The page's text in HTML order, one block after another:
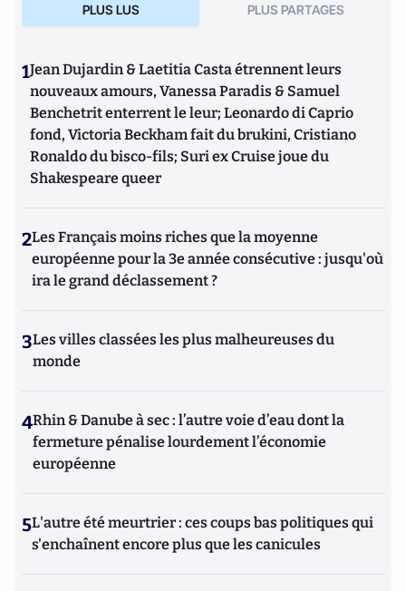
PLUS LUS PLUS PARTAGES
1Jean Dujardin & Laetitia Casta étrennent leurs
nouveaux amours, Vanessa Paradis & Samuel
Benchetrit enterrent le leur; Leonardo di Caprio
fond, Victoria Beckham fait du brukini, Cristiano
Ronaldo du bisco-fils; Suri ex Cruise joue du
Shakespeare queer
2Les Français moins riches que la moyenne
européenne pour la 3e année consécutive : jusqu'où
ira le grand déclassement ?
3Les villes classées les plus malheureuses du
monde
4Rhin & Danube à sec : l’autre voie d’eau dont la
fermeture pénalise lourdement l’économie
européenne
5L'autre été meurtrier : ces coups bas politiques qui
s'enchaînent encore plus que les canicules